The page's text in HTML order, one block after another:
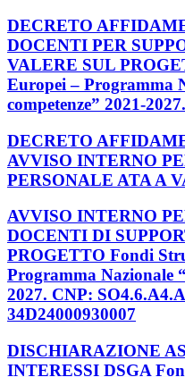
DECRETO
DOCENTI PER
VALERE SUL
Europei – Programma
competenze” 2021-2027.
DECRETO
AVVISO INTERNO
PERSONALE ATA A
AVVISO INTERNO
DOCENTI DI
PROGETTO Fondi
Programma Nazionale
2027. CNP:
34D24000930007
DISCHIARAZIONE
INTERESSI DSGA